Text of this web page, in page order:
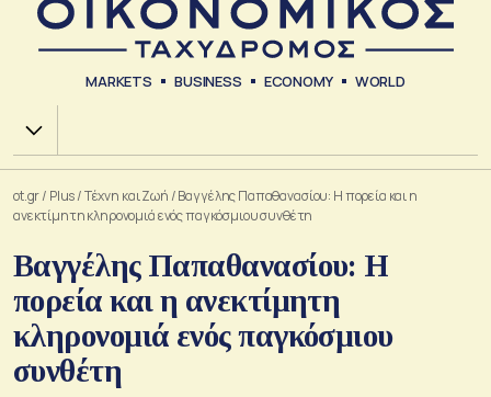
MARKETS BUSINESS ECONOMY WORLD
Χ.Α.
ot.gr/ Plus/Tέχνη και Ζωή /Βαγγέλης Παπαθανασίου: Η πορεία και η
ανεκτίμητη κληρονομιά ενός παγκόσμιου συνθέτη
Βαγγέλης Παπαθανασίου: Η
πορεία και η ανεκτίμητη
κληρονομιά ενός παγκόσμιου
συνθέτη